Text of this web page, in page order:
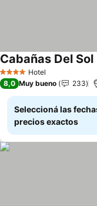
4 EstrellasHotel
Cabañas Del Sol
8,0 Muy bueno 233
Seleccioná las
precios exactos